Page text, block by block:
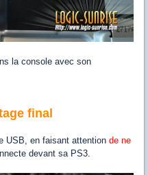
la console avec son
final
USB, en faisant attention de ne
devant sa PS3.